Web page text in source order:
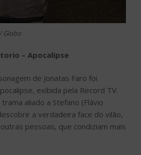
Globo
– Apocalipse
de Jonatas Faro foi
exibida pela Record TV.
aliado a Stefano (Flávio
a verdadeira face do vilão,
pessoas, que condiziam mais